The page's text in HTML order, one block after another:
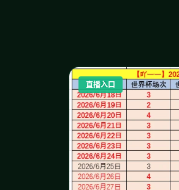
直播入口